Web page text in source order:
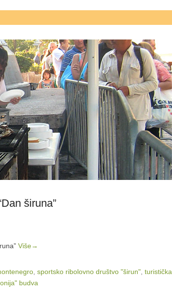
širuna”
Više→
sportsko ribolovno društvo "širun" turistička
budva